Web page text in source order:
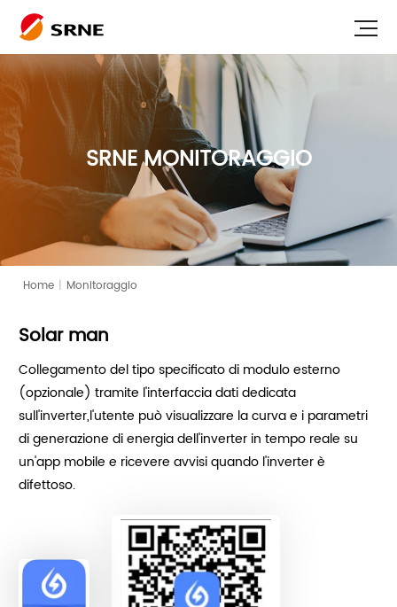
SRNE MONITORAGGIO
Home | Monitoraggio
Solar man
Collegamento del tipo specificato di modulo esterno
(opzionale) tramite l'interfaccia dati dedicata
sull'inverter,l'utente può visualizzare la curva e i parametri
di generazione di energia dell'inverter in tempo reale su
un'app mobile e ricevere avvisi quando l'inverter è
difettoso.